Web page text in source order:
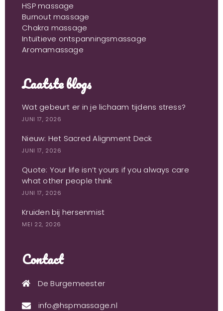
HSP massage
Burnout massage
Chakra massage
Intuïtieve ontspanningsmassage
Aromamassage
Laatste blogs
Wat gebeurt er in je lichaam tijdens stress?
JUNI 17, 2026
Nieuw: Het Sacred Alignment Deck
JUNI 17, 2026
Quote: Your life isn’t yours if you always care
what other people think
JUNI 17, 2026
Kruiden bij hersenmist
MEI 22, 2026
Contact
De Burgemeester
info@hspmassage.nl